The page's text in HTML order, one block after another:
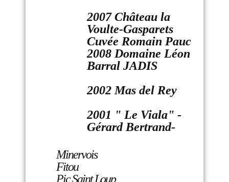
2007 Château la
Voulte-Gasparets
Cuvée Romain Pauc
2008 Domaine Léon
Barral JADIS
2002 Mas del Rey
2001 " Le Viala" -
Gérard Bertrand-
Minervois
Fitou
Pic Saint Loup